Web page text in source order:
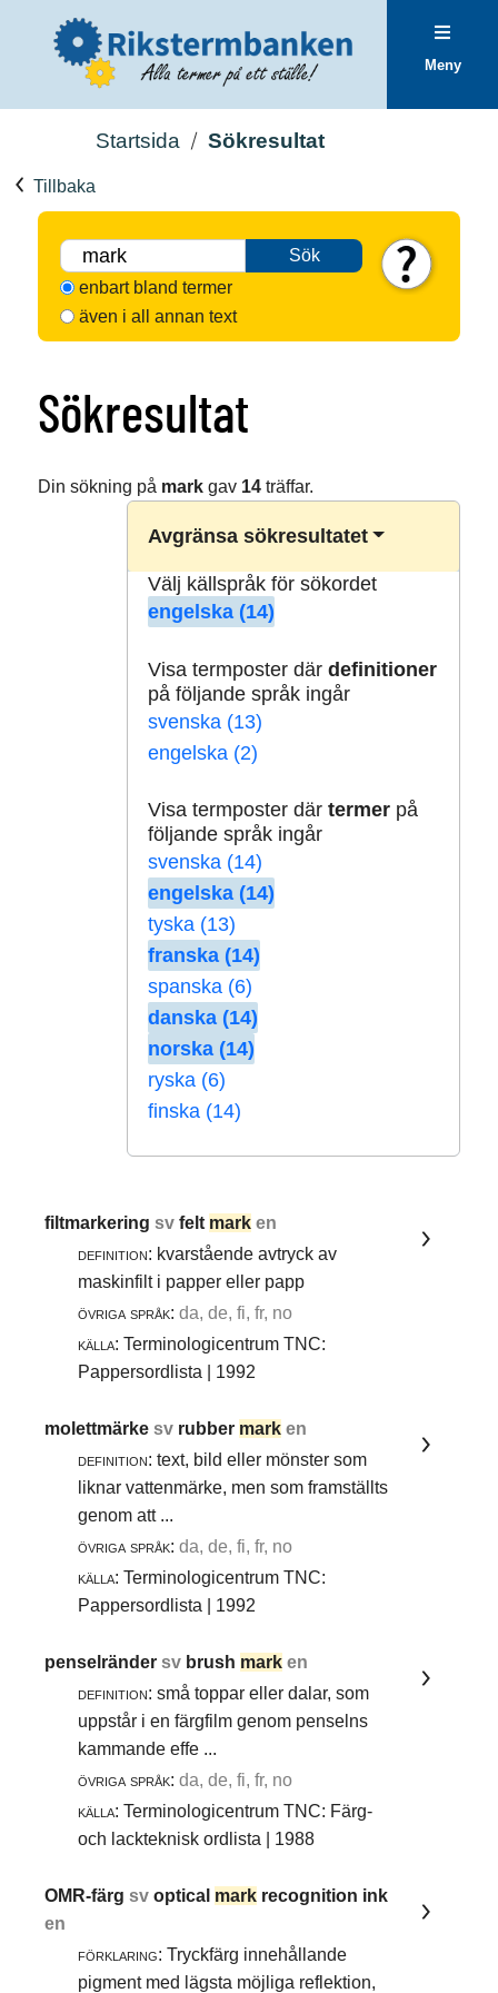
Meny
Startsida Sökresultat
Tillbaka
Sök
enbart bland termer
även i all annan text
Sökresultat
Din sökning på markgav 14träffar.
Avgränsa sökresultatet
Välj källspråk för sökordet
engelska (14)
Visa termposter där definitioner
på följande språk ingår
svenska (13)
engelska (2)
Visa termposter där termerpå
följande språk ingår
svenska (14)
engelska (14)
tyska (13)
franska (14)
spanska (6)
danska (14)
norska (14)
ryska (6)
finska (14)
filtmarkeringsvfelt mark en
definition: kvarstående avtryck av
maskinfilt i papper eller papp
övriga språk: da, de, fi, fr, no
källa: Terminologicentrum TNC:
Pappersordlista | 1992
molettmärkesv rubber mark en
definition: text, bild eller mönster som
liknar vattenmärke, men som framställts
genom att ...
övriga språk: da, de, fi, fr, no
källa: Terminologicentrum TNC:
Pappersordlista | 1992
penselrändersv brush mark en
definition: små toppar eller dalar, som
uppstår i en färgfilm genom penselns
kammande effe ...
övriga språk: da, de, fi, fr, no
källa: Terminologicentrum TNC: Färg-
och lackteknisk ordlista | 1988
OMR-färgsvoptical mark recognition ink
en
förklaring: Tryckfärg innehållande
pigment med lägsta möjliga reflektion,